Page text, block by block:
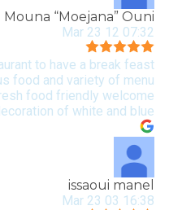
Mouna “Moejana” Ouni
07:32 12 Mar 23
to have a break feast
food and variety of menu
food friendly welcome
of white and blue
issaoui manel
16:38 03 Mar 23